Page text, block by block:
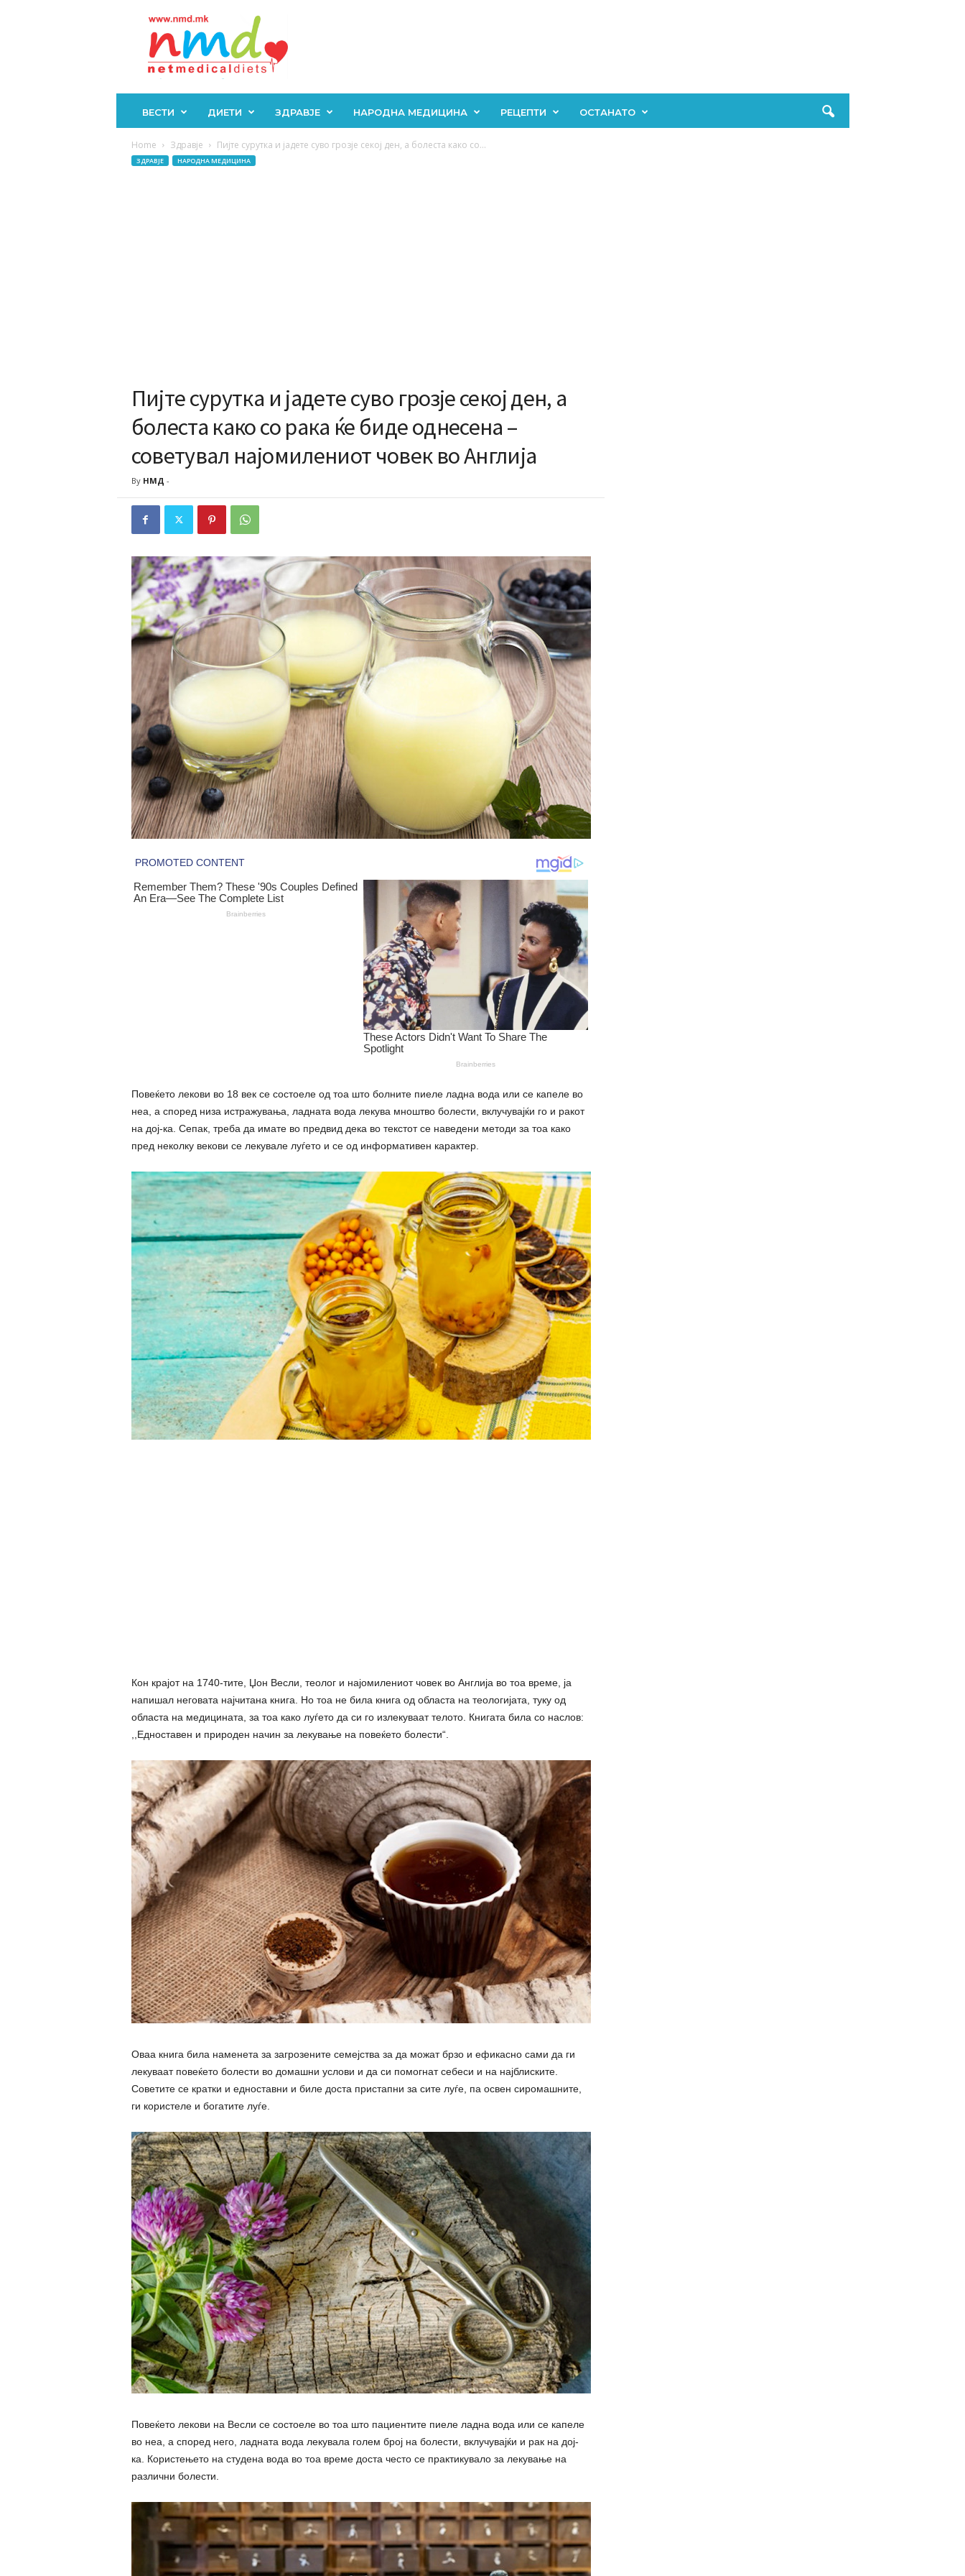
ВЕСТИ ДИЕТИ ЗДРАВЈЕ НАРОДНА МЕДИЦИНА РЕЦЕПТИ ОСТАНАТО
Home Здравје Пијте сурутка и јадете суво грозје секој ден, а болеста како со...
ЗДРАВЈЕ НАРОДНА МЕДИЦИНА
Пијте сурутка и јадете суво грозје секој ден, а
болеста како со рака ќе биде однесена –
советувал најомилениот човек во Англија
By НМД -
Повеќето лекови во 18 век се состоеле од тоа што болните пиеле ладна вода или се капеле во
неа, а според низа истражувања, ладната вода лекува мноштво болести, вклучувајќи го и ракот
на дој-ка. Сепак, треба да имате во предвид дека во текстот се наведени методи за тоа како
пред неколку векови се лекувале луѓето и се од информативен карактер.
Кон крајот на 1740-тите, Џoн Весли, теолог и најомилениот човек во Англија во тоа време, ја
напишал неговата најчитана книга. Но тоа не била книга од областа на теологијата, туку од
областа на медицината, за тоа како луѓето да си го излекуваат телото. Книгата била со наслов:
,,Едноставен и природен начин за лекување на повеќето болести“.
Оваа книга била наменета за загрозените семејства за да можат брзо и ефикасно сами да ги
лекуваат повеќето болести во домашни услови и да си помогнат себеси и на најблиските.
Советите се кратки и едноставни и биле доста пристапни за сите луѓе, па освен сиромашните,
ги користеле и богатите луѓе.
Повеќето лекови на Весли се состоеле во тоа што пациентите пиеле ладна вода или се капеле
во неа, а според него, ладната вода лекувала голем број на болести, вклучувајќи и рак на дој-
ка. Користењето на студена вода во тоа време доста често се практикувало за лекување на
различни болести.